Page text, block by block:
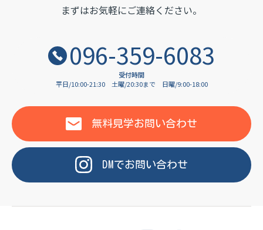
まずはお気軽にご連絡ください。
096-359-6083
受付時間
平日/10:00-21:30
土曜/20:30まで 日曜/9:00-18:00
無料見学お問い合わせ
DMでお問い合わせ